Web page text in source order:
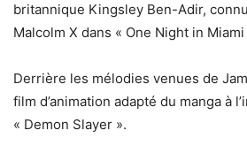
britannique Kingsley Ben-Adir,
Malcolm X dans « One Night in Miami
Derrière les mélodies venues de
film d’animation adapté du manga à
« Demon Slayer ».